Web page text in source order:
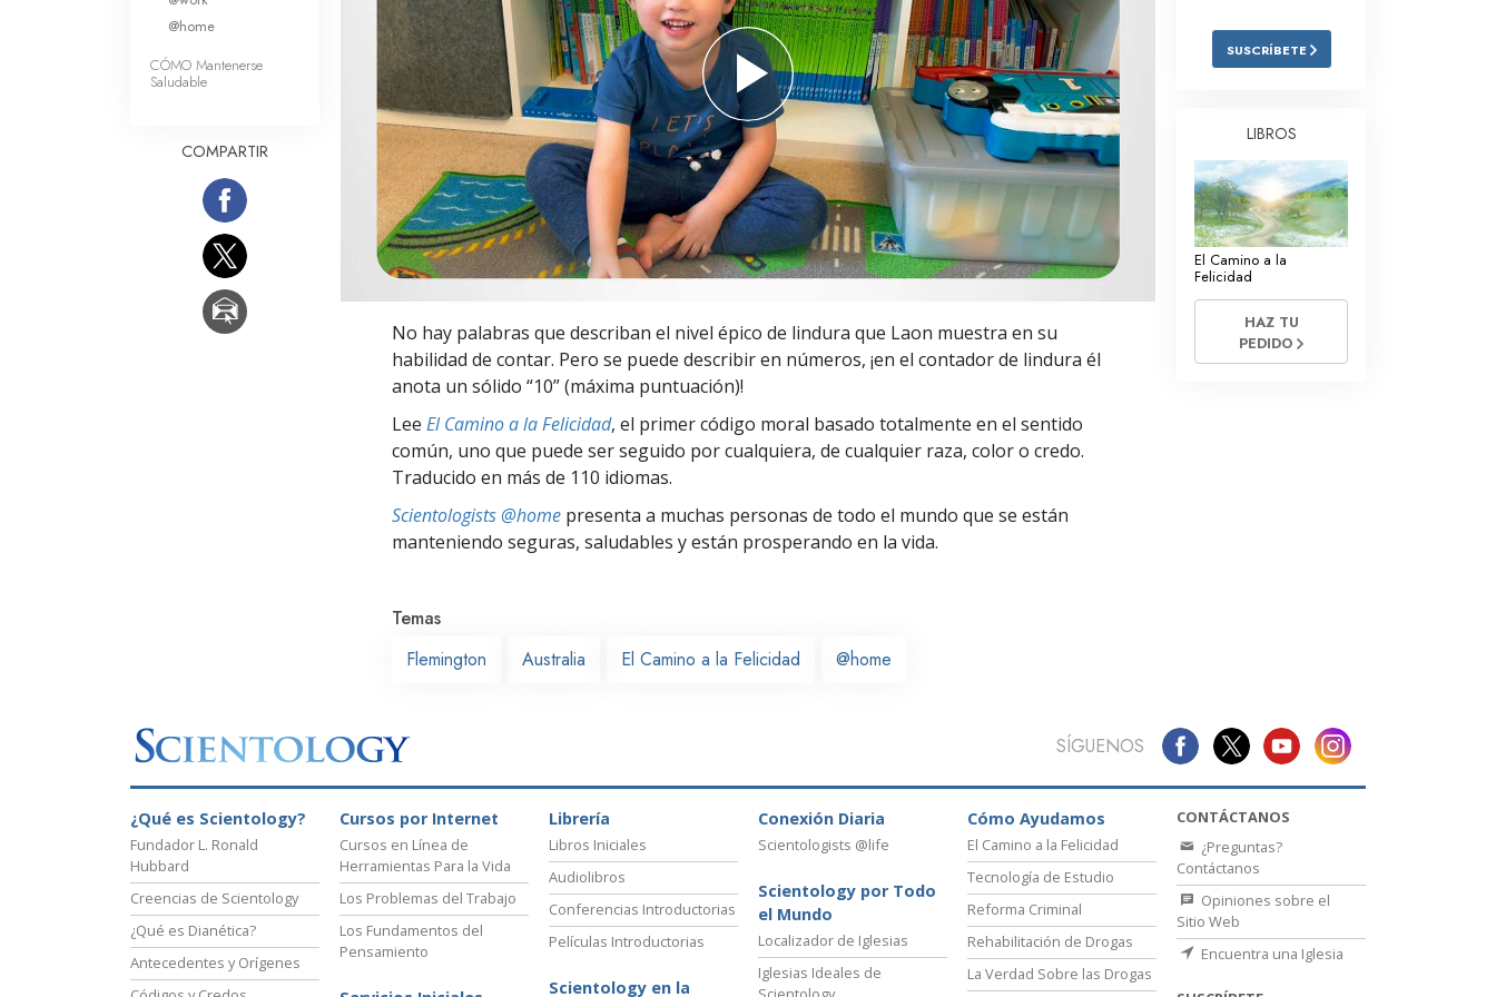
Amor y Odio: ¿Qué es Grandeza?
Respuestas a las Drogas
Los Niños
Herramientas para el Entorno Laboral
La Ética y las
Condiciones
La Causa de la Supresión
Investigaciones
Los Fundamentos de la Organización
Los Fundamentos de las Relaciones
Públicas
No hay palabras que describan el nivel épico de lindura que Laon muestra en su
habilidad de contar. Pero se puede describir en números, ¡en el contador de lindura él
anota un sólido “10” (máxima puntuación)!
Lee El Camino a la Felicidad, el primer código moral basado totalmente en el sentido
común, uno que puede ser seguido por cualquiera, de cualquier raza, color o credo.
Traducido en más de 110 idiomas.
Scientologists @home presenta a muchas personas de todo el mundo que se están
manteniendo seguras, saludables y están prosperando en la vida.
Temas
Flemington
Australia El Camino a la Felicidad @home
@home
CÓMO Mantenerse
Saludable
COMPARTIR
SUSCRÍBETE
LIBROS
El Camino a la
Felicidad
HAZ TU
PEDIDO
SÍGUENOS
¿Qué es Scientology?
Fundador L. Ronald
Hubbard
Creencias de Scientology
¿Qué es Dianética?
Antecedentes y Orígenes
Cursos por Internet
Cursos en Línea de
Herramientas Para la Vida
Los Problemas del Trabajo
Los Fundamentos del
Pensamiento
Librería
Libros Iniciales
Audiolibros
Conferencias Introductorias
Películas Introductorias
Scientology en la
Conexión Diaria
Scientologists @life
Scientology por Todo
el Mundo
Localizador de Iglesias
Iglesias Ideales de
Cómo Ayudamos
El Camino a la Felicidad
Tecnología de Estudio
Reforma Criminal
Rehabilitación de Drogas
La Verdad Sobre las Drogas
CONTÁCTANOS
¿Preguntas?
Contáctanos
Opiniones sobre el
Sitio Web
Encuentra una Iglesia